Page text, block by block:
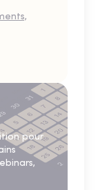
pour